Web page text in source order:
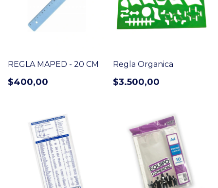
REGLA MAPED - 20 CM
$400,00
Regla Organica
$3.500,00